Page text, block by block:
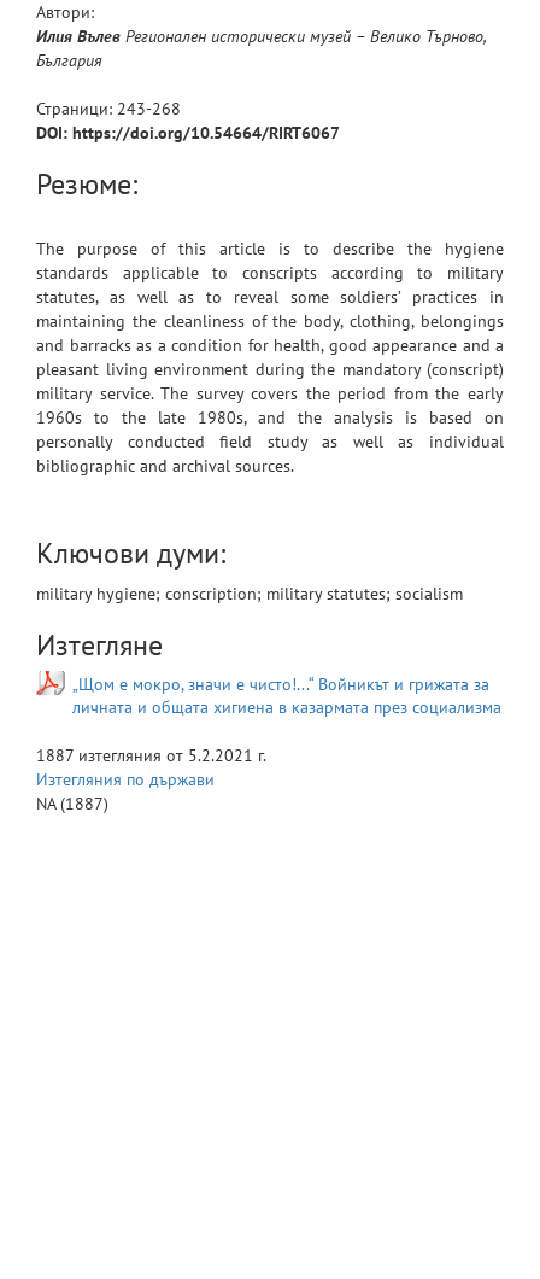
Автори:
Илия Вълев Регионален исторически музей – Велико Търново,
България
Страници: 243-268
DOI: https://doi.org/10.54664/RIRT6067
Резюме:
The purpose of this article is to describe the hygiene
standards applicable to conscripts according to military
statutes, as well as to reveal some soldiers’ practices in
maintaining the cleanliness of the body, clothing, belongings
and barracks as a condition for health, good appearance and a
pleasant living environment during the mandatory (conscript)
military service. The survey covers the period from the early
1960s to the late 1980s, and the analysis is based on
personally conducted field study as well as individual
bibliographic and archival sources.
Ключови думи:
military hygiene; conscription; military statutes; socialism
Изтегляне
„Щом е мокро, значи е чисто!...“ Войникът и грижата за
личната и общата хигиена в казармата през социализма
1887 изтегляния от 5.2.2021 г.
Изтегляния по държави
NA(1887)